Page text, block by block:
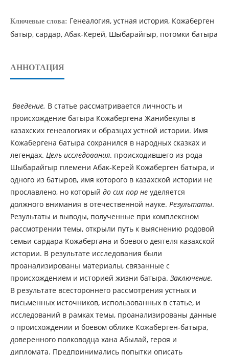
Ключевые слова: Генеалогия, устная история, Кожаберген
батыр, сардар, Абак-Керей, Шыбарайгыр, потомки батыра
АННОТАЦИЯ
Введение. В статье рассматривается личность и
происхождение батыра Кожабергена Жанибекулы в
казахских генеалогиях и образцах устной истории. Имя
Кожабергена батыра сохранился в народных сказках и
легендах. Цель исследования. происходившего из рода
Шыбарайгыр племени Абак-Керей Кожаберген батыра, и
одного из батыров, имя которого в казахской истории не
прославлено, но который до сих пор неуделяется
должного внимания в отечественной науке. Результаты.
Результаты и выводы, полученные при комплексном
рассмотрении темы, открыли путь к выяснению родовой
семьи сардара Кожабергана и боевого деятеля казахской
истории. В результате исследования были
проанализированы материалы, связанные с
происхождением и историей жизни батыра. Заключение.
В результате всестороннего рассмотрения устных и
письменных источников, использованных в статье, и
исследований в рамках темы, проанализированы данные
о происхождении и боевом облике Кожаберген-батыра,
доверенного полководца хана Абылай, героя и
дипломата. Предпринимались попытки описать